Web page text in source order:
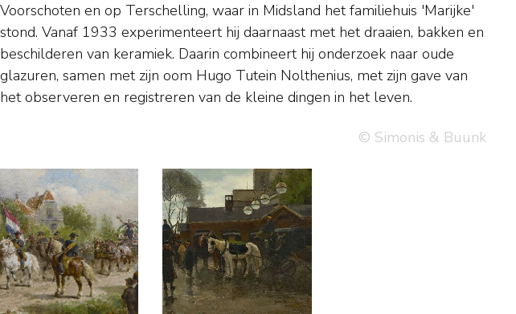
het observeren en registreren van de kleine dingen in het leven.
© Simonis & Buunk